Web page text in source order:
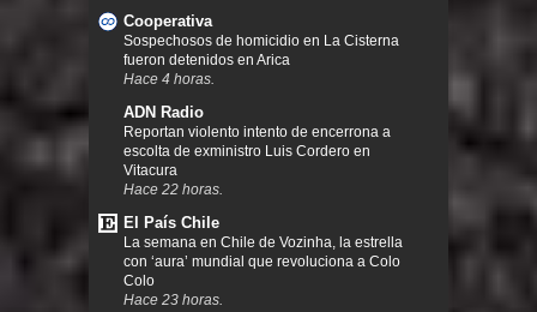
Cooperativa
Sospechosos de homicidio en La Cisterna
fueron detenidos en Arica
Hace 4 horas.
ADN Radio
Reportan violento intento de encerrona a
escolta de exministro Luis Cordero en
Vitacura
Hace 22 horas.
El País Chile
La semana en Chile de Vozinha, la estrella
con ‘aura’ mundial que revoluciona a Colo
Colo
Hace 23 horas.